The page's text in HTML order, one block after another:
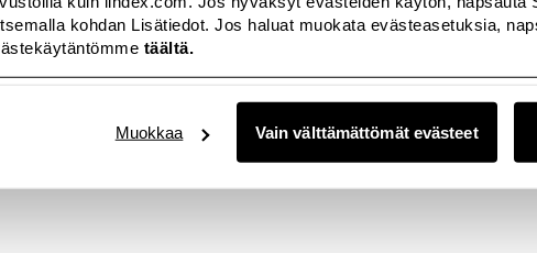
kohdan Lisätiedot. Jos haluat muokata evästeasetuksia,
täältä.
Vain välttämättömät evästeet
Muokkaa
aino-marja.oster@lindex.com